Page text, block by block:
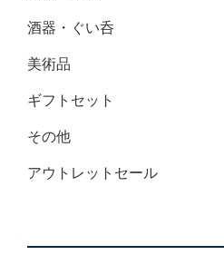
酒器・ぐい呑
美術品
ギフトセット
その他
アウトレットセール